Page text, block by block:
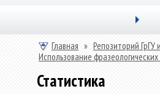
Главная » Репозиторий ГрГУ
Использование
Статистика